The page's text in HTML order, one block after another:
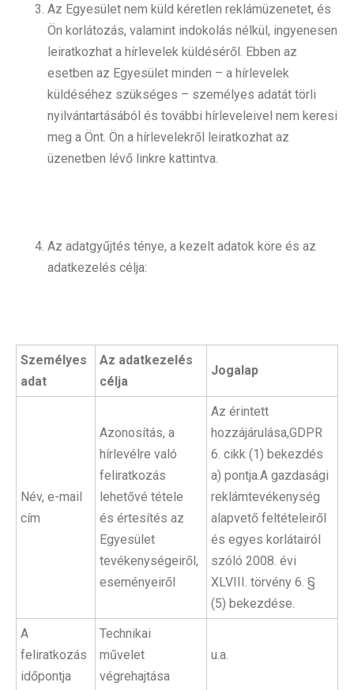
Az Egyesület nem küld kéretlen reklámüzenetet, és
Ön korlátozás, valamint indokolás nélkül, ingyenesen
leiratkozhat a hírlevelek küldéséről. Ebben az
esetben az Egyesület minden – a hírlevelek
küldéséhez szükséges – személyes adatát törli
nyilvántartásából és további hírleveleivel nem keresi
meg a Önt. Ön a hírlevelekről leiratkozhat az
üzenetben lévő linkre kattintva.
Az adatgyűjtés ténye, a kezelt adatok köre és az
adatkezelés célja:
Személyes
adat
Az adatkezelés
célja
Jogalap
Név, e-mail
cím
Azonosítás, a
hírlevélre való
feliratkozás
lehetővé tétele
és értesítés az
Egyesület
tevékenységeiről,
eseményeiről
Az érintett
hozzájárulása,GDPR
6. cikk (1) bekezdés
a) pontja.A gazdasági
reklámtevékenység
alapvető feltételeiről
és egyes korlátairól
szóló 2008. évi
XLVIII. törvény 6. §
(5) bekezdése.
A
feliratkozás
időpontja
Technikai
művelet
végrehajtása
u.a.